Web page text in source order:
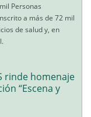
Personas
a más de 72 mil
de salud y, en
rinde homenaje
“Escena y